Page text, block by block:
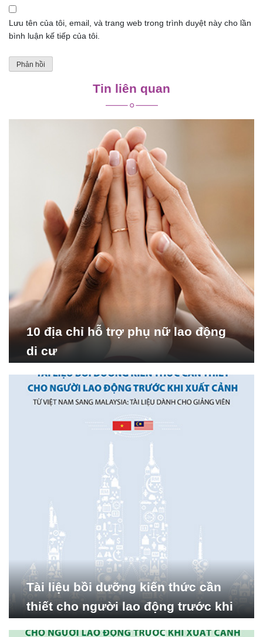
Lưu tên của tôi, email, và trang web trong trình duyệt này cho lần
bình luận kế tiếp của tôi.
Tin liên quan
10 địa chỉ hỗ trợ phụ nữ lao động
di cư
Tài liệu bồi dưỡng kiến thức cần
thiết cho người lao động trước khi